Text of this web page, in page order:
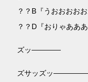
？？B『うおおおお
？？D『おりゃああ
ズッ――――
ズサッズッ